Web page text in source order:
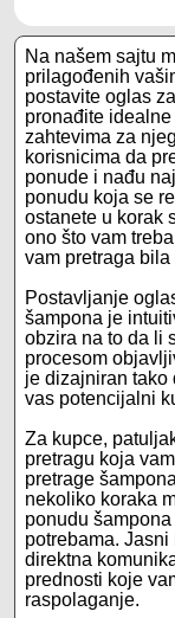
Na našem sajtu
prilagođenih
postavite oglas
pronađite
zahtevima za
korisnicima da
ponude i nađu
ponudu koja se
ostanete u korak
ono što vam
vam pretraga
Postavljanje
šampona je
obzira na to da li
procesom
je dizajniran tako
vas potencijalni
Za kupce,
pretragu koja
pretrage
nekoliko koraka
ponudu
potrebama.
direktna
prednosti koje
raspolaganje.